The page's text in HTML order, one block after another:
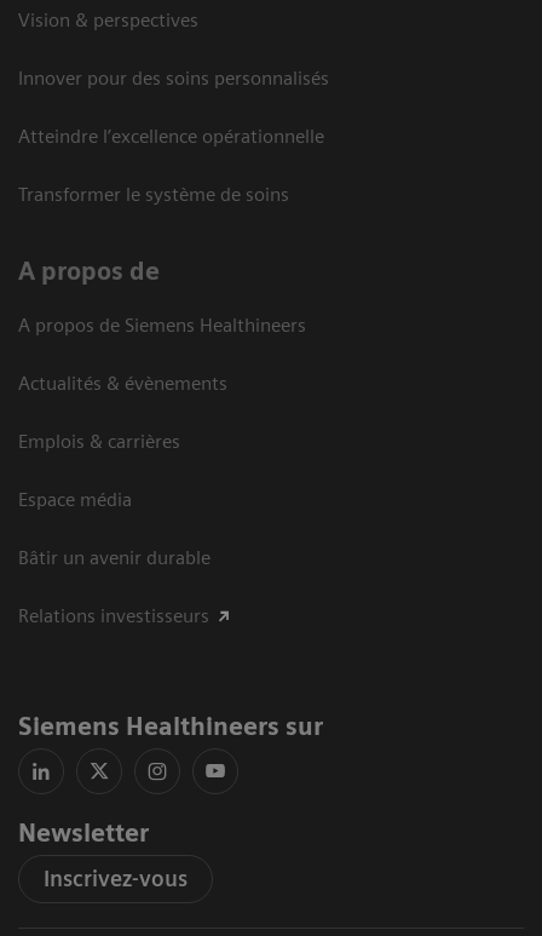
Vision & perspectives
Innover pour des soins personnalisés
Atteindre l’excellence opérationnelle
Transformer le système de soins
A propos de
A propos de Siemens Healthineers
Actualités & évènements
Emplois & carrières
Espace média
Bâtir un avenir durable
Relations investisseurs
Siemens Healthineers sur
Newsletter
Inscrivez-vous